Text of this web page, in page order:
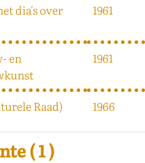
dia's over
1961
en
1961
Raad) 1966
( 1 )